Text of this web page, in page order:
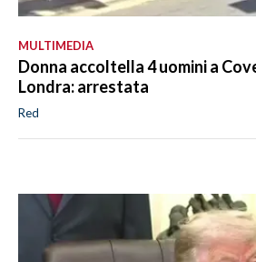
MULTIMEDIA
Donna accoltella 4 uomini a
Londra: arrestata
Red